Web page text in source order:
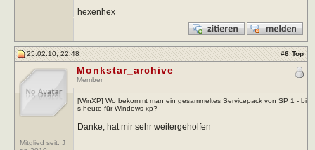
hexenhex
25.02.10, 22:48 #6 Top
Mitglied seit: J
Monkstar_archive
Member
[WinXP] Wo bekommt man ein gesammeltes Servicepack von SP 1 - bi
s heute für Windows xp?
Danke, hat mir sehr weitergeholfen